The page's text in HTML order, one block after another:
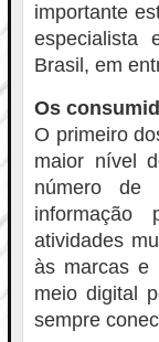
importante
especialista
Brasil, em
Os
O primeiro
maior nível
número de
informação
atividades
às marcas e
meio digital
sempre